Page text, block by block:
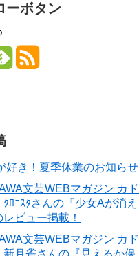
ーボタン
好き！夏季休業のお知らせ
文芸WEBマガジン カド
ﾛﾆｽﾀさんの『少女Aが消え
ビュー掲載！
文芸WEBマガジン カド